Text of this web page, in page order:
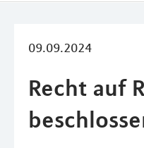
09.09.2024
Recht auf